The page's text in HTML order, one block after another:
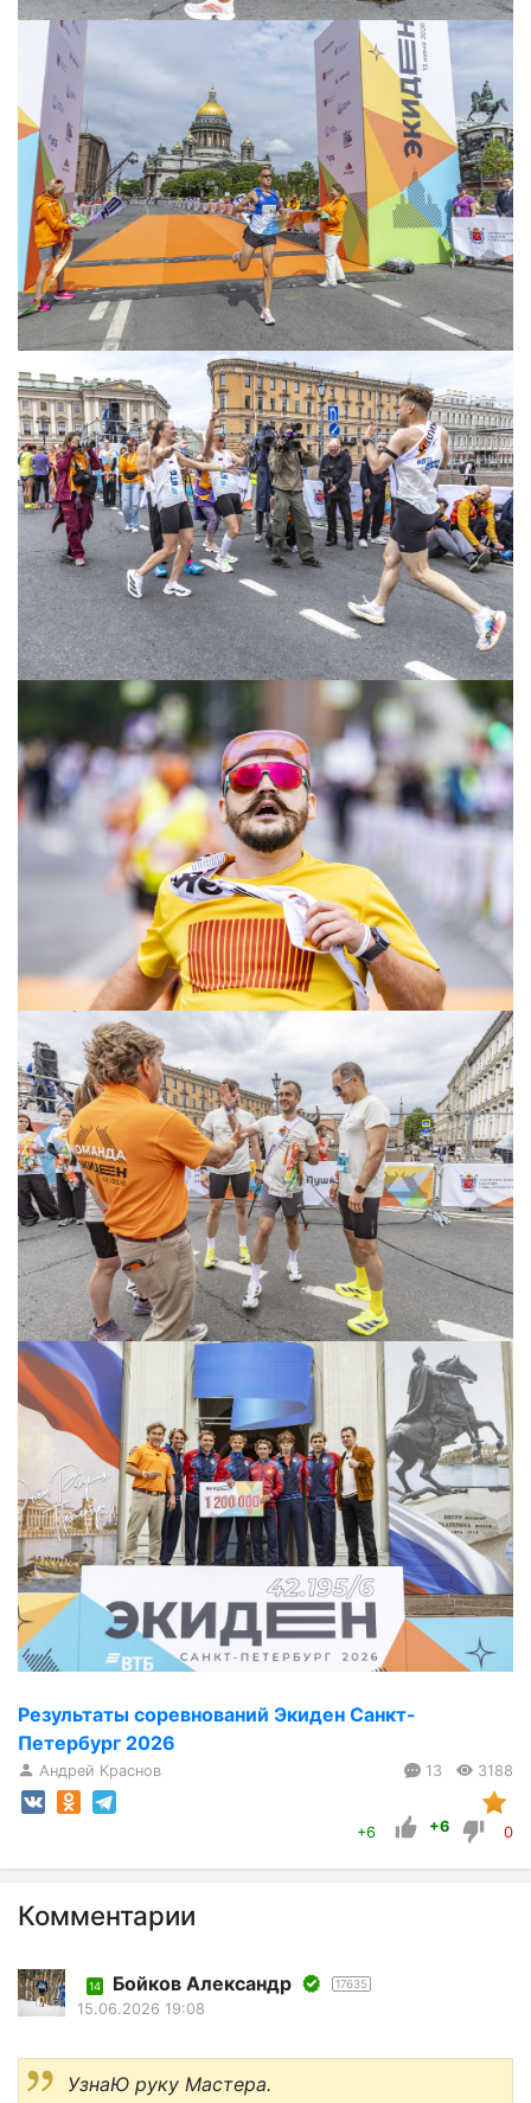
Результаты соревнований Экиден Санкт-
Петербург 2026
Андрей Краснов 13 3188
+6 +6 0
Комментарии
14 Бойков Александр 17635
15.06.2026 19:08
УзнаЮ руку Мастера.